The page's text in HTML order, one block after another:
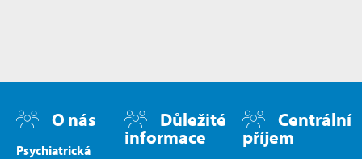
O nás
Psychiatrická
Důležité
informace
Centrální
příjem